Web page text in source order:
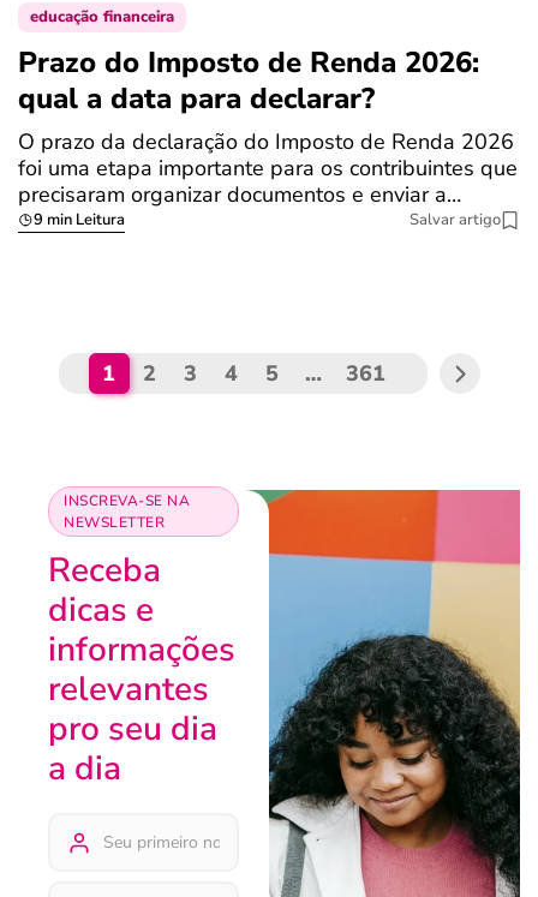
educação financeira
Prazo do Imposto de Renda 2026:
qual a data para declarar?
O prazo da declaração do Imposto de Renda 2026
foi uma etapa importante para os contribuintes que
precisaram organizar documentos e enviar a…
9 min Leitura Salvar artigo
1 2 3 4 5 … 361
INSCREVA-SE NA
NEWSLETTER
Receba
dicas e
informações
relevantes
pro seu dia
a dia